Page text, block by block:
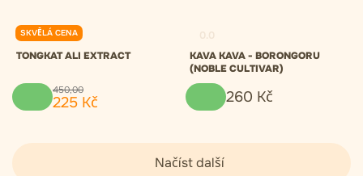
SKVĚLÁ CENA
0.0
TONGKAT ALI EXTRACT
450,00
225 Kč
KAVA KAVA - BORONGORU
(NOBLE CULTIVAR)
260 Kč
Načíst další